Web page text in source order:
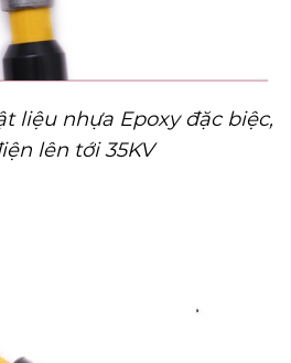
liệu nhựa Epoxy đặc biệc,
lên tới 35KV